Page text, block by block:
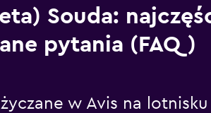
Souda:
pytania (FAQ)
w Avis na